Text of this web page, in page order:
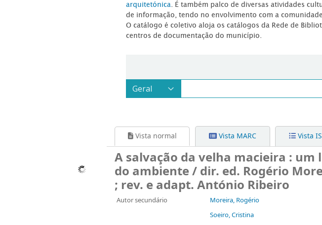
arquitetónica . É também palco de diversas atividades
de informação, tendo no envolvimento com a
O catálogo é coletivo aloja os catálogos da Rede de
centros de documentação do município.
Vista normal Vista MARC Vista
A salvação da velha macieira :
do ambiente / dir. ed. Rogério
; rev. e adapt. António Ribeiro
Autor secundário
Moreira, Rogério
Soeiro, Cristina